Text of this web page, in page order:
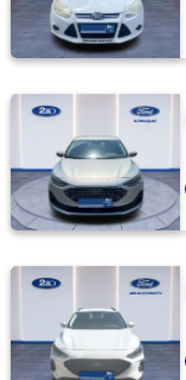
1.5 TDCI
TITANIUM
TITANIUM
POWERSHIFT
1.5 TDCI
Titanium
Stil
1.5
TREND
1.5 TDCi
Titanium
1.5 TDCi